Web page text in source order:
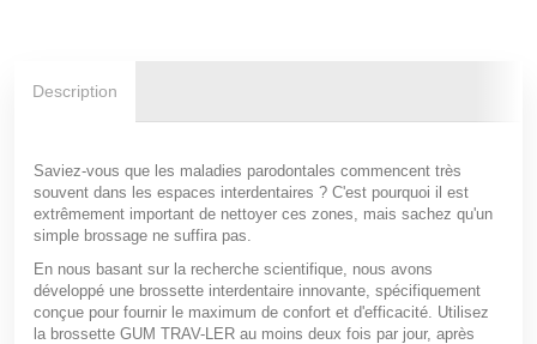
Description
Saviez-vous que les maladies parodontales commencent très
souvent dans les espaces interdentaires ? C'est pourquoi il est
extrêmement important de nettoyer ces zones, mais sachez qu'un
simple brossage ne suffira pas.
En nous basant sur la recherche scientifique, nous avons
développé une brossette interdentaire innovante, spécifiquement
conçue pour fournir le maximum de confort et d'efficacité. Utilisez
la brossette GUM TRAV-LER au moins deux fois par jour, après